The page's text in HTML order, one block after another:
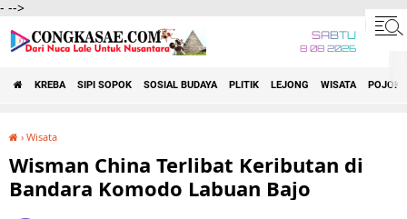
- -->
SABTU
8 08 2026
KREBA SIPI SOPOK SOSIAL BUDAYA PLITIK LEJONG WISATA POJOK
› Wisata
Wisman China Terlibat Keributan di
Bandara Komodo Labuan Bajo